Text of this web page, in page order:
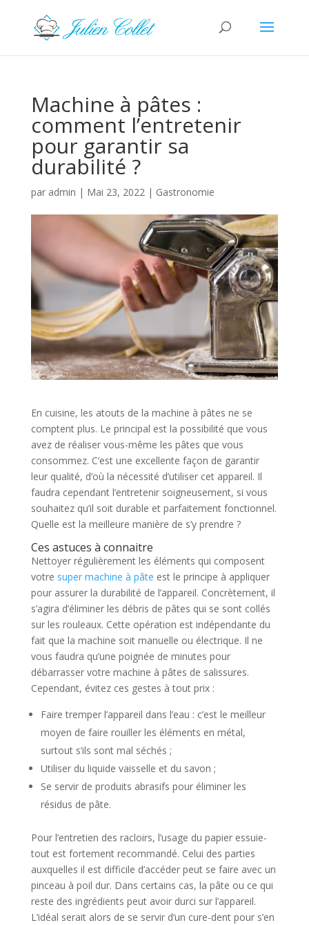
Machine à pâtes :
comment l’entretenir
pour garantir sa
durabilité ?
par admin | Mai 23, 2022| Gastronomie
En cuisine, les atouts de la machine à pâtes ne se
comptent plus. Le principal est la possibilité que vous
avez de réaliser vous-même les pâtes que vous
consommez. C’est une excellente façon de garantir
leur qualité, d’où la nécessité d’utiliser cet appareil. Il
faudra cependant l’entretenir soigneusement, si vous
souhaitez qu’il soit durable et parfaitement fonctionnel.
Quelle est la meilleure manière de s’y prendre ?
Ces astuces à connaitre
Nettoyer régulièrement les éléments qui composent
votre super machine à pâte est le principe à appliquer
pour assurer la durabilité de l’appareil. Concrètement, il
s’agira d’éliminer les débris de pâtes qui se sont collés
sur les rouleaux. Cette opération est indépendante du
fait que la machine soit manuelle ou électrique. Il ne
vous faudra qu’une poignée de minutes pour
débarrasser votre machine à pâtes de salissures.
Cependant, évitez ces gestes à tout prix :
Faire tremper l’appareil dans l’eau : c’est le meilleur
moyen de faire rouiller les éléments en métal,
surtout s’ils sont mal séchés ;
Utiliser du liquide vaisselle et du savon ;
Se servir de produits abrasifs pour éliminer les
résidus de pâte.
Pour l’entretien des racloirs, l’usage du papier essuie-
tout est fortement recommandé. Celui des parties
auxquelles il est difficile d’accéder peut se faire avec un
pinceau à poil dur. Dans certains cas, la pâte ou ce qui
reste des ingrédients peut avoir durci sur l’appareil.
L’idéal serait alors de se servir d’un cure-dent pour s’en